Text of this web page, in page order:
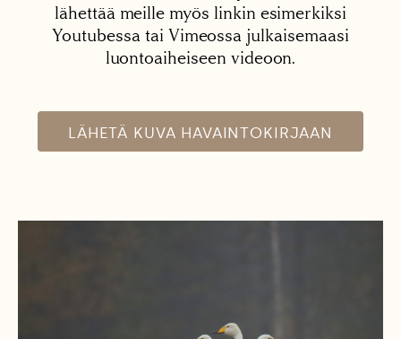
lähettää meille myös linkin esimerkiksi
Youtubessa tai Vimeossa julkaisemaasi
luontoaiheiseen videoon.
LÄHETÄ KUVA HAVAINTOKIRJAAN